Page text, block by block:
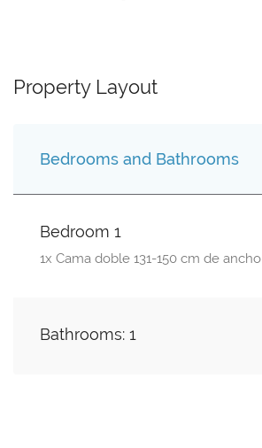
Property Layout
Bedrooms and Bathrooms
Bedroom 1
1x Cama doble 131-150 cm de ancho
Bathrooms: 1